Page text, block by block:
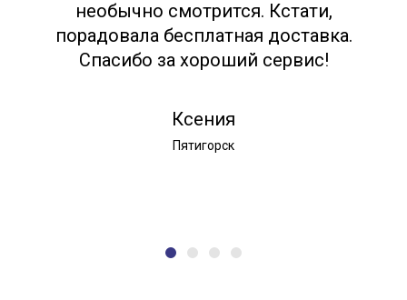
необычно смотрится. Кстати,
порадовала бесплатная доставка.
Спасибо за хороший сервис!
Ксения
Пятигорск